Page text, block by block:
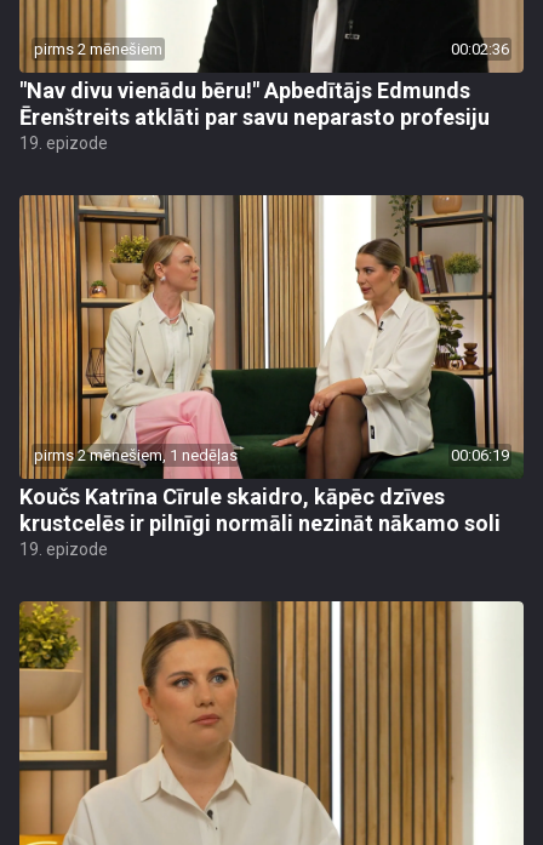
pirms 2 mēnešiem 00:02:36
"Nav divu vienādu bēru!" Apbedītājs Edmunds
Ērenštreits atklāti par savu neparasto profesiju
19. epizode
pirms 2 mēnešiem, 1 nedēļas 00:06:19
Koučs Katrīna Cīrule skaidro, kāpēc dzīves
krustcelēs ir pilnīgi normāli nezināt nākamo soli
19. epizode